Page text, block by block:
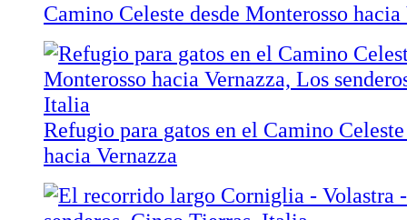
Camino Celeste desde Monterosso hacia
Refugio para gatos en el Camino
hacia Vernazza